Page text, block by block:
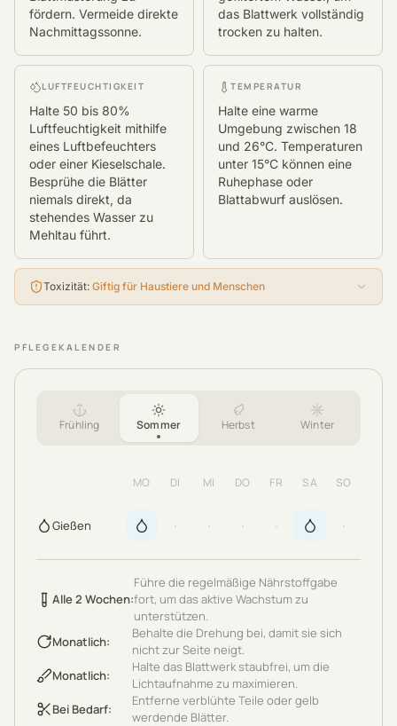
fördern. Vermeide direkte
Nachmittagssonne.
das Blattwerk vollständig
trocken zu halten.
LUFTFEUCHTIGKEIT
Halte 50 bis 80%
Luftfeuchtigkeit mithilfe
eines Luftbefeuchters
oder einer Kieselschale.
Besprühe die Blätter
niemals direkt, da
stehendes Wasser zu
Mehltau führt.
TEMPERATUR
Halte eine warme
Umgebung zwischen 18
und 26°C. Temperaturen
unter 15°C können eine
Ruhephase oder
Blattabwurf auslösen.
Toxizität: Giftig für Haustiere und Menschen
PFLEGEKALENDER
Frühling Sommer Herbst Winter
MO DI MI DO FR SA SO
Gießen · · · · ·
Alle 2 Wochen:
Führe die regelmäßige Nährstoffgabe
fort, um das aktive Wachstum zu
unterstützen.
Monatlich:
Behalte die Drehung bei, damit sie sich
nicht zur Seite neigt.
Monatlich:
Halte das Blattwerk staubfrei, um die
Lichtaufnahme zu maximieren.
Bei Bedarf:
Entferne verblühte Teile oder gelb
werdende Blätter.